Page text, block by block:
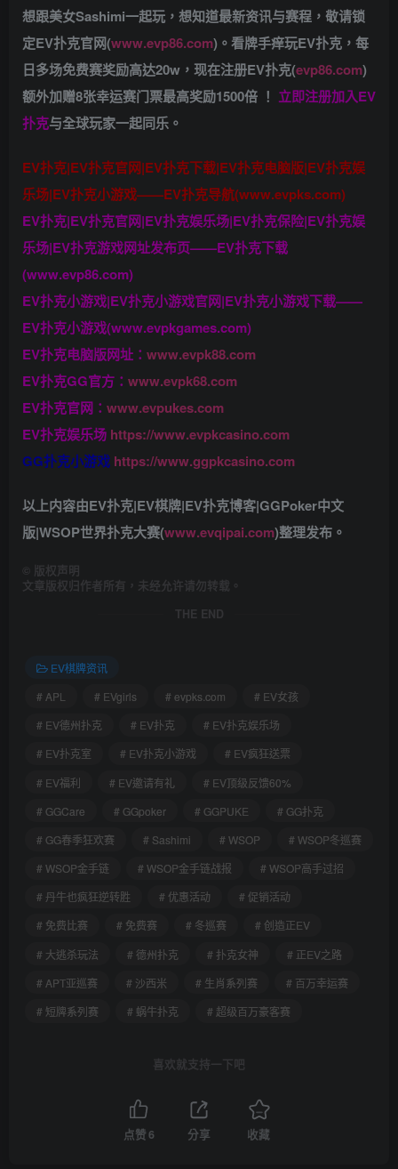
想跟美女Sashimi一起玩， 想知道最新资讯与赛程， 敬请锁
定EV扑克官网(www.evp86.com)。看牌手痒玩EV扑克， 每
日多场免费赛奖励高达20w，现在注册EV扑克(evp86.com)
额外加赠8张幸运赛门票最高奖励1500倍 ！ 立即注册加入EV
扑克与全球玩家一起同乐。
EV扑克|EV扑克官网|EV扑克下载|EV扑克电脑版|EV扑克娱
乐场|EV扑克小游戏——EV扑克导航(www.evpks.com)
EV扑克|EV扑克官网|EV扑克娱乐场|EV扑克保险|EV扑克娱
乐场|EV扑克游戏网址发布页——EV扑克下载
(www.evp86.com)
EV扑克小游戏|EV扑克小游戏官网|EV扑克小游戏下载——
EV扑克小游戏(www.evpkgames.com)
EV扑克电脑版网址： www.evpk88.com
EV扑克GG官方： www.evpk68.com
EV扑克官网： www.evpukes.com
EV扑克娱乐场 https://www.evpkcasino.com
GG扑克小游戏 https://www.ggpkcasino.com
以上内容由EV扑克|EV棋牌|EV扑克博客|GGPoker中文
版|WSOP世界扑克大赛(www.evqipai.com)整理发布。
©
版权声明
文章版权归作者所有，未经允许请勿转载。
THE END
EV棋牌资讯
# APL
# EVgirls # evpks.com
# EV女孩
# EV德州扑克
# EV扑克
# EV扑克娱乐场
# EV扑克室
# EV扑克小游戏
# EV疯狂送票
# EV福利
# EV邀请有礼
# EV顶级反馈60%
# GGCare
# GGpoker # GGPUKE
# GG扑克
# GG春季狂欢赛
# Sashimi # WSOP
# WSOP冬巡赛
# WSOP金手链
# WSOP金手链战报
# WSOP高手过招
# 丹牛也疯狂逆转胜
# 优惠活动
# 促销活动
# 免费比赛
# 免费赛 # 冬巡赛
# 创造正EV
# 大逃杀玩法
# 德州扑克 # 扑克女神
# 正EV之路
# APT亚巡赛
# 沙西米 # 生肖系列赛
# 百万幸运赛
# 短牌系列赛
# 蜗牛扑克 # 超级百万豪客赛
喜欢就支持一下吧
点赞6 分享 收藏